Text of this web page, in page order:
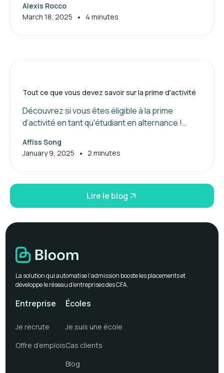
compétences et booster votre réseau.
Alexis Rocco
March 18, 2025
• 4 minutes
Tout ce que vous devez savoir sur la prime d'activité
Découvrez si vous êtes éligible à la prime
d’activité en tant qu'étudiant en alternance !
Affiss Song
January 9, 2025
• 2 minutes
Lire le blog
La solution qui automatise l’admission booste les placements et
développe le réseau d’entreprises des CFA.
Entreprise
Je recrute
Offre d’emplois
Écoles
Je suis une école
Cas clients
Blog